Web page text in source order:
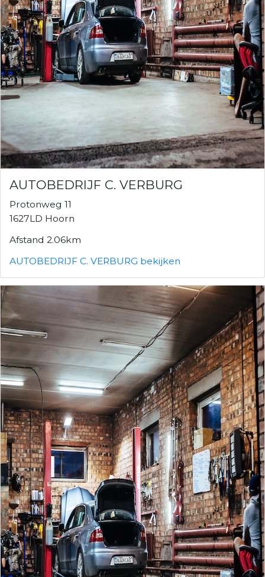
AUTOBEDRIJF C. VERBURG
Protonweg 11
1627LD Hoorn
Afstand 2.06km
AUTOBEDRIJF C. VERBURG bekijken